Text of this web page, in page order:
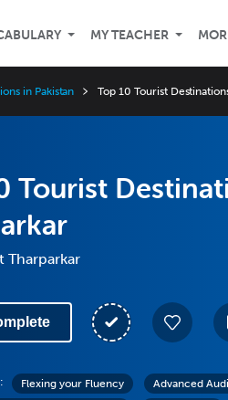
MY TEACHER
in Pakistan Top 10 Tourist
Tourist
Tharparkar
Flexing your Fluency
Advanced